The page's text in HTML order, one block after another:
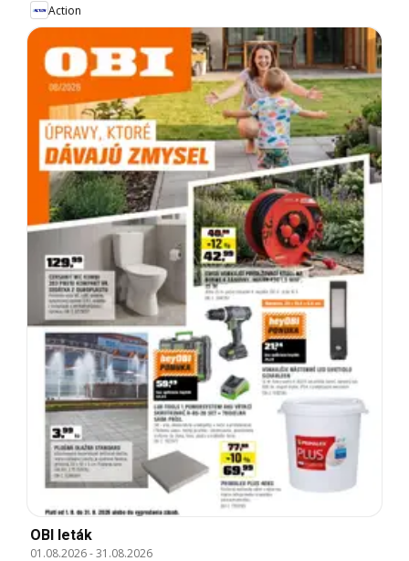
Action
OBI leták
01.08.2026-31.08.2026